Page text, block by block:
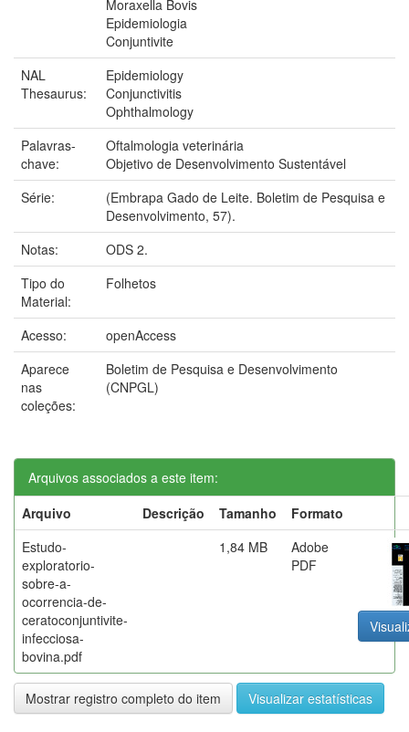
Moraxella Bovis
Epidemiologia
Conjuntivite
NAL
Thesaurus:
Epidemiology
Conjunctivitis
Ophthalmology
Palavras-
chave:
Oftalmologia veterinária
Objetivo de Desenvolvimento Sustentável
Série:
(Embrapa Gado de Leite. Boletim de Pesquisa e
Desenvolvimento, 57).
Notas:
ODS 2.
Tipo do
Material:
Folhetos
Acesso:
openAccess
Aparece
nas
coleções:
Boletim de Pesquisa e Desenvolvimento
(CNPGL)
Arquivos associados a este item:
Arquivo
Descrição Tamanho
Formato
Estudo-
exploratorio-
sobre-a-
ocorrencia-de-
ceratoconjuntivite-
infecciosa-
bovina.pdf
1,84 MB
Adobe
PDF
Mostrar registro completo do item Visualizar estatísticas